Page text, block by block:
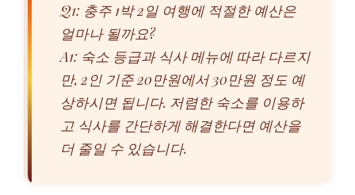
Q1: 충주 1박 2일 여행에 적절한 예산은
얼마나 될까요?
A1: 숙소 등급과 식사 메뉴에 따라 다르지
만, 2인 기준 20만원에서 30만원 정도 예
상하시면 됩니다. 저렴한 숙소를 이용하
고 식사를 간단하게 해결한다면 예산을
더 줄일 수 있습니다.